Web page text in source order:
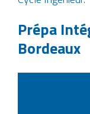
Prépa
Bordeaux